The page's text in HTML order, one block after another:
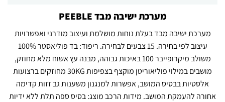
מערכת ישיבה מבד PEEBLE
מערכת ישיבה מבד בעלת נוחות מושלמת ועיצוב מודרני ואפשרויות
עיצוב לפי בחירה. 15 צבעים לבחירה. ריפוד: בד פוליאסטר 100%
משולב מיקרופייבר 100 באיכות גבוהה, מבנה עץ אשוח מלא מחוזק,
מושבים במילוי פוליאוריטן מוקצף בצפיפות 30KG מחוזקים ברצועות
אלסטיות בבסיס המושב, אפשרות למנגנון משענות גב זזות קדימה
אחורה להעמקת המושב. מידות הרכב מוצג: בסיס ספה תלת ללא ידיות